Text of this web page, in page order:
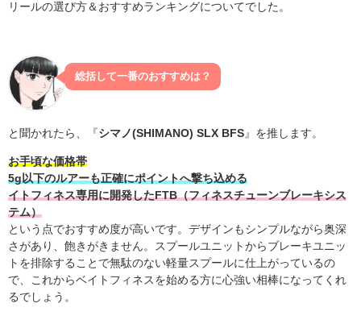
リールの選び方＆おすすめランキングについてでした。
総括して一番のおすすめは？
と聞かれたら、『シマノ(SHIMANO) SLX BFS 』を推します。
お手頃な価格帯
5g以下のルアーも正確にポイントへ撃ち込める
イトフィネス専用に開発したFTB（フィネスチューンブレーキシス
テム）
という点でおすすめ度が高いです。デザインもシンプルながら奥深
さがあり、飽きがきません。スプールユニットからブレーキユニッ
トを排除することで無駄のない軽量スプールに仕上がっているの
で、これからベイトフィネスを始める方に心強い相棒になってくれ
るでしょう。